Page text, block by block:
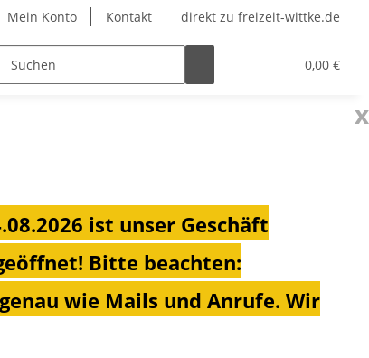
Mein Konto Kontakt direkt zu freizeit-wittke.de
0,00 €
Heizungen für Ihren
x
ist unser Geschäft
Bitte beachten:
wie Mails und Anrufe. Wir